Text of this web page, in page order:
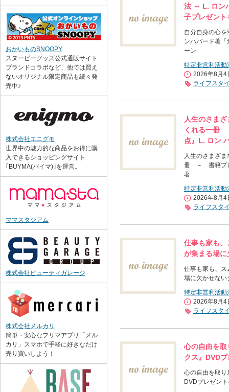
法 ～ L. ロン
子プレゼン
自分自身の心
ンハバード著
ーン
特定非営利活動
2026年8月4
ライフスタ
人生のさま
くれる一冊
点』L. ロン
人生のさまざ
冊 － 書籍プレ
著
特定非営利活動
2026年8月4
ライフスタ
仕事も家も
が集まる場
仕事も家も、
場に欠かせない
特定非営利活動
2026年8月4
ライフスタ
心の自由を
クス』DVD
心の自由を取り
DVDプレゼン
おかいものSNOOPY
スヌーピーグッズ公式通販サイト
ブランドコラボなど、他では買え
ないオリジナル限定商品も続々発
売中♪
株式会社エニグモ
世界中の魅力的な商品をお得に購
入できるショッピングサイト
｢BUYMA(バイマ)｣を運営。
ママスタジアム
株式会社ビューティガレージ
株式会社メルカリ
簡単・安心なフリマアプリ「メル
カリ」スマホで手軽に好きなだけ
売り買いしよう！